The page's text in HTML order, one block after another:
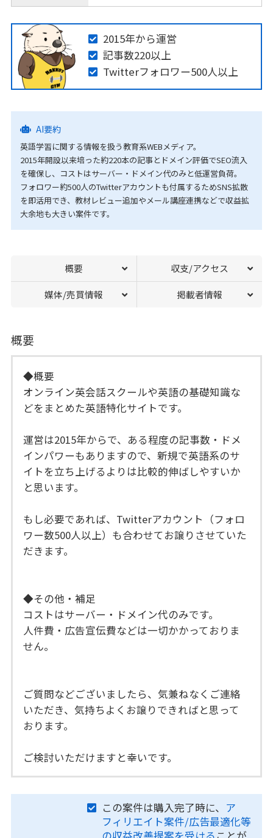
2015年から運営
記事数220以上
Twitterフォロワー500人以上
AI要約
英語学習に関する情報を扱う教育系WEBメディア。
2015年開設以来培った約220本の記事とドメイン評価でSEO流入
を確保し、コストはサーバー・ドメイン代のみと低運営負荷。
フォロワー約500人のTwitterアカウントも付属するためSNS拡散
を即活用でき、教材レビュー追加やメール講座連携などで収益拡
大余地も大きい案件です。
概要 収支/アクセス
媒体/売買情報 掲載者情報
概要
◆概要
オンライン英会話スクールや英語の基礎知識な
どをまとめた英語特化サイトです。
運営は2015年からで、ある程度の記事数・ドメ
インパワーもありますので、新規で英語系のサ
イトを立ち上げるよりは比較的伸ばしやすいか
と思います。
もし必要であれば、Twitterアカウント（フォロ
ワー数500人以上）も合わせてお譲りさせていた
だきます。
◆その他・補足
コストはサーバー・ドメイン代のみです。
人件費・広告宣伝費などは一切かかっておりま
せん。
ご質問などございましたら、気兼ねなくご連絡
いただき、気持ちよくお譲りできればと思って
おります。
ご検討いただけますと幸いです。
この案件は購入完了時に、 ア
フィリエイト案件/広告最適化等